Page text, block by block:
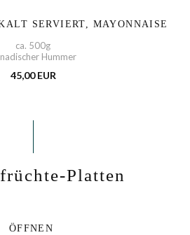
SERVIERT, MAYONNAISE
ca. 500g
Hummer
45,00 EUR
Platten
ÖFFNEN